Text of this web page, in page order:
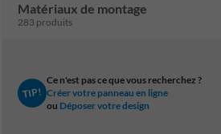
Matériaux de montage
283 produits
TIP!
Ce n'est pas ce que vous recherchez ?
Créer votre panneau en ligne
ou Déposer votre design